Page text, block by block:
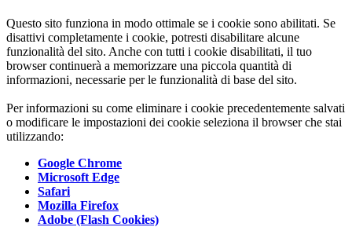
Questo sito funziona in modo ottimale se i cookie sono abilitati. Se
disattivi completamente i cookie, potresti disabilitare alcune
funzionalità del sito. Anche con tutti i cookie disabilitati, il tuo
browser continuerà a memorizzare una piccola quantità di
informazioni, necessarie per le funzionalità di base del sito.
Per informazioni su come eliminare i cookie precedentemente salvati
o modificare le impostazioni dei cookie seleziona il browser che stai
utilizzando:
Google Chrome
Microsoft Edge
Safari
Mozilla Firefox
Adobe (Flash Cookies)